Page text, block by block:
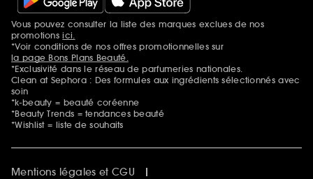
Mentions additionnelles
Vous pouvez consulter la liste des marques exclues de nos
promotionsici.
*Voir conditions de nos offres promotionnelles sur
la page Bons Plans Beauté.
*Exclusivité dans le réseau de parfumeries nationales.
Clean at Sephora : Des formules aux ingrédients sélectionnés avec
soin
*k-beauty = beauté coréenne
*Beauty Trends = tendances beauté
*Wishlist = liste de souhaits
Mentions légales et CGU